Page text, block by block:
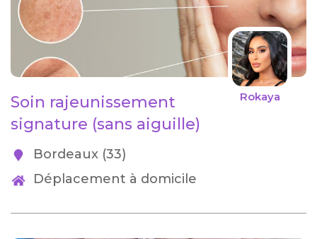
Rokaya
Soin rajeunissement
signature (sans aiguille)
Bordeaux (33)
Déplacement à domicile